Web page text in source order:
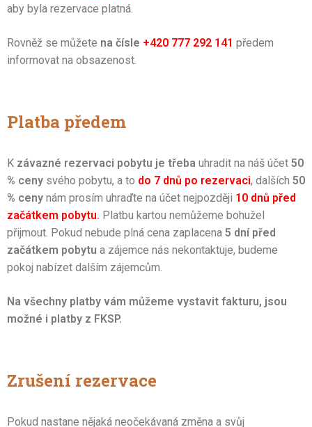
aby byla rezervace platná.
Rovněž se můžete na čísle +420 777 292 141 předem
informovat na obsazenost.
Platba předem
K závazné rezervaci pobytu je třeba uhradit na náš účet 50
% ceny svého pobytu, a to do 7 dnů po rezervaci, dalších 50
% ceny nám prosím uhraďte na účet nejpozději 10 dnů před
začátkem pobytu. Platbu kartou nemůžeme bohužel
přijmout. Pokud nebude plná cena zaplacena 5 dní před
začátkem pobytu a zájemce nás nekontaktuje, budeme
pokoj nabízet dalším zájemcům.
Na všechny platby vám můžeme vystavit fakturu, jsou
možné i platby z FKSP.
Zrušení rezervace
Pokud nastane nějaká neočekávaná změna a svůj